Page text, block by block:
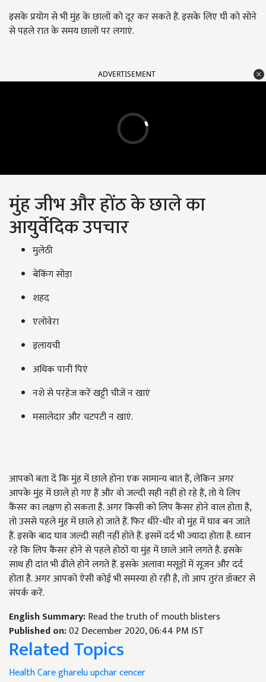
इसके प्रयोग से भी मुंह के छालों को दूर कर सकते हैं. इसके लिए घी को सोने
से पहले रात के समय छालों पर लगाएं.
ADVERTISEMENT
मुंह जीभ और होंठ के छाले का
आयुर्वेदिक उपचार
मुलेठी
बेकिंग सोड़ा
शहद
एलोवेरा
इलायची
अधिक पानी पिएं
नशे से परहेज करें खट्टी चीजें न खाएं
मसालेदार और चटपटी न खाएं.
आपको बता दें कि मुंह में छाले होना एक सामान्य बात हैं, लेकिन अगर
आपके मुंह में छाले हो गए हैं और वो जल्दी सही नहीं हो रहे हैं, तो ये लिप
कैंसर का लक्षण हो सकता है. अगर किसी को लिप कैंसर होने वाल होता है,
तो उससे पहले मुंह में छाले हो जाते हैं. फिर धीरे-धीर वो मुंह में घाव बन जाते
हैं. इसके बाद घाव जल्दी सही नहीं होते हैं. इसमें दर्द भी ज्यादा होता है. ध्यान
रहे कि लिप कैंसर होने से पहले होठों या मुंह में छाले आने लगते है. इसके
साथ ही दांत भी ढीले होने लगते हैं. इसके अलावा मसूड़ों में सूजन और दर्द
होता है. अगर आपको ऐसी कोई भी समस्या हो रही है, तो आप तुरंत डॉक्टर से
संपर्क करें.
English Summary:Read the truth of mouth blisters
Published on:02 December 2020, 06:44 PM IST
Related Topics
Health Caregharelu upcharcencer